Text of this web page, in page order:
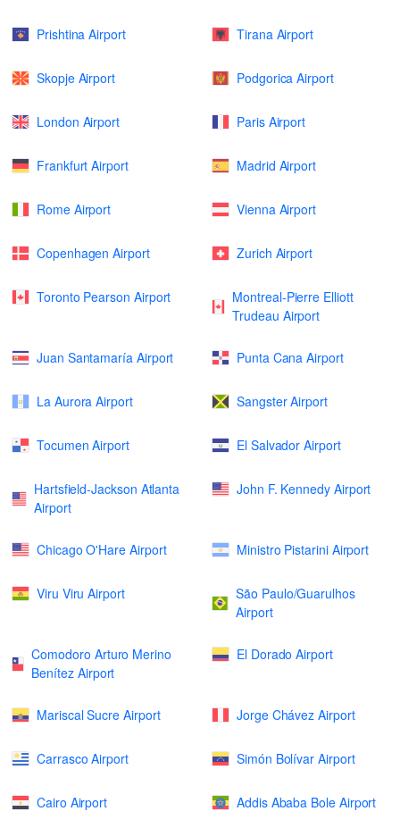
Prishtina Airport Tirana Airport
Skopje Airport Podgorica Airport
London Airport Paris Airport
Frankfurt Airport Madrid Airport
Rome Airport Vienna Airport
Copenhagen Airport Zurich Airport
Toronto Pearson Airport
Montreal-Pierre Elliott
Trudeau Airport
Juan Santamaría Airport Punta Cana Airport
La Aurora Airport Sangster Airport
Tocumen Airport El Salvador Airport
Hartsfield-Jackson Atlanta
Airport
John F. Kennedy Airport
Chicago O'Hare Airport Ministro Pistarini Airport
Viru Viru Airport
São Paulo/Guarulhos
Airport
Comodoro Arturo Merino
Benítez Airport
El Dorado Airport
Mariscal Sucre Airport Jorge Chávez Airport
Carrasco Airport Simón Bolívar Airport
Cairo Airport Addis Ababa Bole Airport